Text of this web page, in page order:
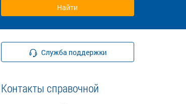
Служба поддержки
Контакты справочной